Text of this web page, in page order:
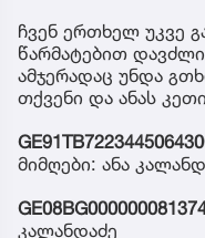
ჩვენ ერთხელ უკვე
წარმატებით
ამჯერადაც უნდა
თქვენი და ანას
მიმღები: ანა
კალანდაძე